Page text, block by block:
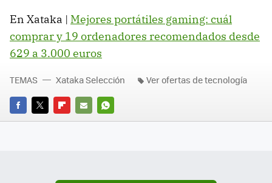
En Xataka | Mejores portátiles gaming: cuál
comprar y 19 ordenadores recomendados desde
629 a 3.000 euros
FACEBOOK
TWITTERFLIPBOARD
E-
WHATSAPP
TEMAS Xataka Selección Ver ofertas de tecnología